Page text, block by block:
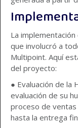
La
que involucró a
Multipoint. Aquí
del proyecto:
● Evaluación de la
evaluación de su
proceso de ventas
hasta la entrega